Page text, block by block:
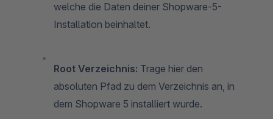
welche die Daten deiner Shopware-5-
Installation beinhaltet.
Root Verzeichnis: Trage hier den
absoluten Pfad zu dem Verzeichnis an, in
dem Shopware 5 installiert wurde.